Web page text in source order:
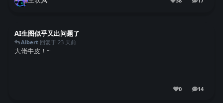
17
AI生图似乎又出问题了
Albert回复于 23 天前
大佬牛皮！~
0 14
14条回复